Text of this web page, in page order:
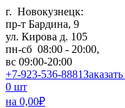
г. Новокузнецк:
пр-т Бардина, 9
ул. Кирова д. 105
пн-сб 08:00 - 20:00,
вс 09:00-20:00
+7-923-536-8881
0 шт
на 0,00₽